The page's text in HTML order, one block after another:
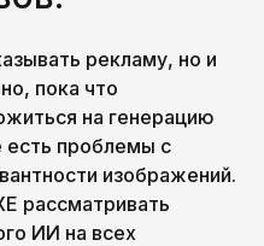
рекламу, но и
пока что
на генерацию
проблемы с
изображений.
рассматривать
ИИ на всех